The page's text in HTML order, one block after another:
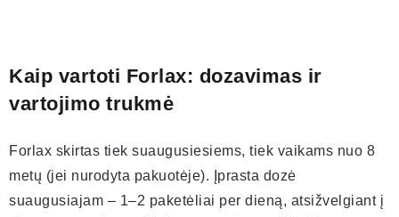
Kaip vartoti Forlax: dozavimas ir
vartojimo trukmė
Forlax skirtas tiek suaugusiesiems, tiek vaikams nuo 8
metų (jei nurodyta pakuotėje). Įprasta dozė
suaugusiajam – 1–2 paketėliai per dieną, atsižvelgiant į